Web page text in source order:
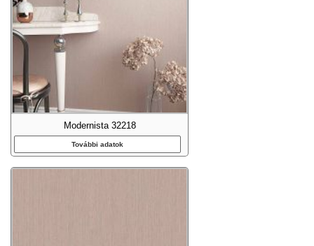
Modernista 32218
További adatok